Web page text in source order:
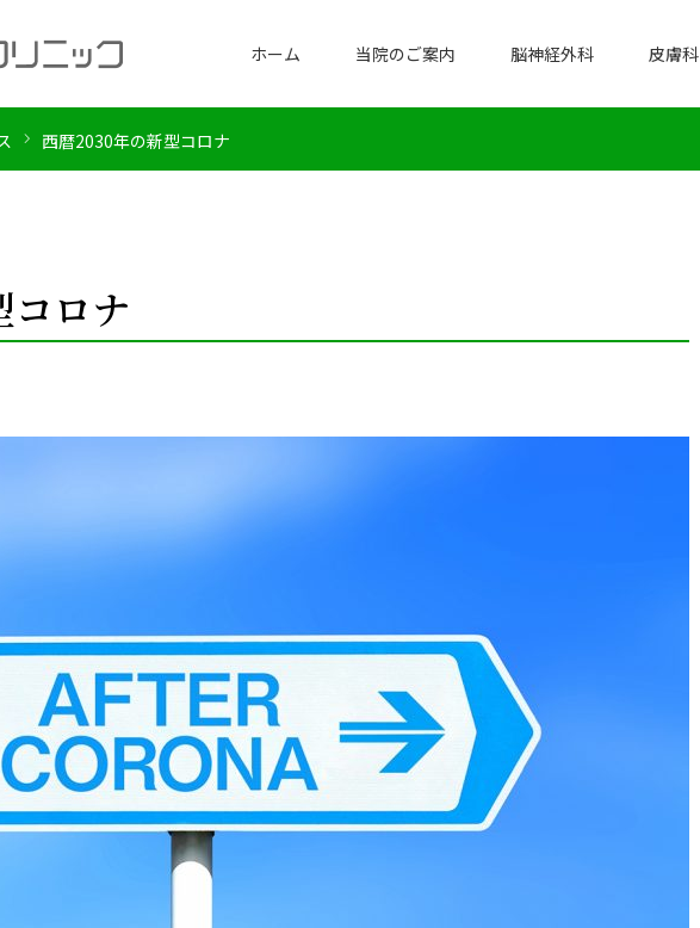
ホーム 当院のご案内 脳神経外科 皮膚科
西暦2030年の新型コロナ
コロナ